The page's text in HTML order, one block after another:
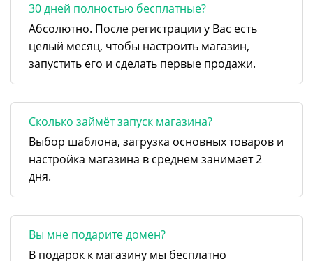
30 дней полностью бесплатные?
Абсолютно. После регистрации у Вас есть
целый месяц, чтобы настроить магазин,
запустить его и сделать первые продажи.
Сколько займёт запуск магазина?
Выбор шаблона, загрузка основных товаров и
настройка магазина в среднем занимает 2
дня.
Вы мне подарите домен?
В подарок к магазину мы бесплатно